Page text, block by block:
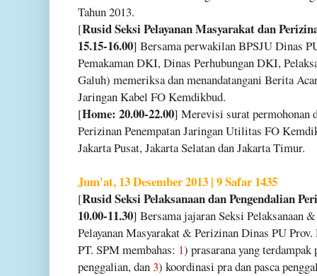
Tahun 2013.
[Rusid Seksi Pelayanan Masyarakat dan
15.15-16.00] Bersama perwakilan BPSJU Dinas
Pemakaman DKI, Dinas Perhubungan DKI,
Galuh) memeriksa dan menandatangani Berita
Jaringan Kabel FO Kemdikbud.
[Home: 20.00-22.00] Merevisi surat permohonan
Perizinan Penempatan Jaringan Utilitas FO
Jakarta Pusat, Jakarta Selatan dan Jakarta Timur.
Jum'at, 13 Desember 2013 | 9 Safar 1435
[Rusid Seksi Pelaksanaan dan Pengendalian
10.00-11.30] Bersama jajaran Seksi Pelaksanaan
Pelayanan Masyarakat & Perizinan Dinas PU
PT. SPM membahas: 1) prasarana yang
penggalian, dan3) koordinasi pra dan pasca